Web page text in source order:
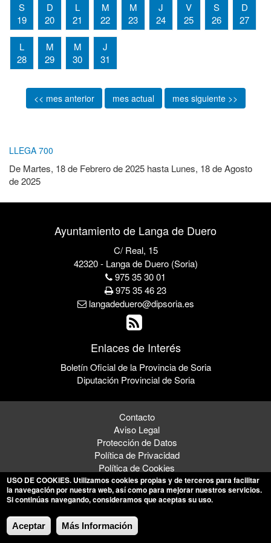
S
19
D
20
L
21
M
22
M
23
J
24
V
25
S
26
D
27
L
28
M
29
M
30
J
31
<< mes anterior mes actual mes siguiente >>
LLEGA 700
De Martes, 18 de Febrero de 2025 hasta Lunes, 18 de Agosto
de 2025
Ayuntamiento de Langa de Duero
C/ Real, 15
42320 - Langa de Duero (Soria)
975 35 30 01
975 35 46 23
langadeduero@dipsoria.es
Enlaces de Interés
Boletín Oficial de la Provincia de Soria
Diputación Provincial de Soria
Contacto
Aviso Legal
Protección de Datos
Política de Privacidad
Política de Cookies
© 2026 Ayuntamiento de Langa de Duero
USO DE COOKIES. Utilizamos cookies propias y de terceros para facilitar
la navegación por nuestra web, así como para mejorar nuestros servicios.
Si continúas navegando, consideramos que aceptas su uso.
Aceptar Más Información